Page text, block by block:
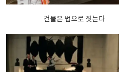
건물은 법으로 짓는다